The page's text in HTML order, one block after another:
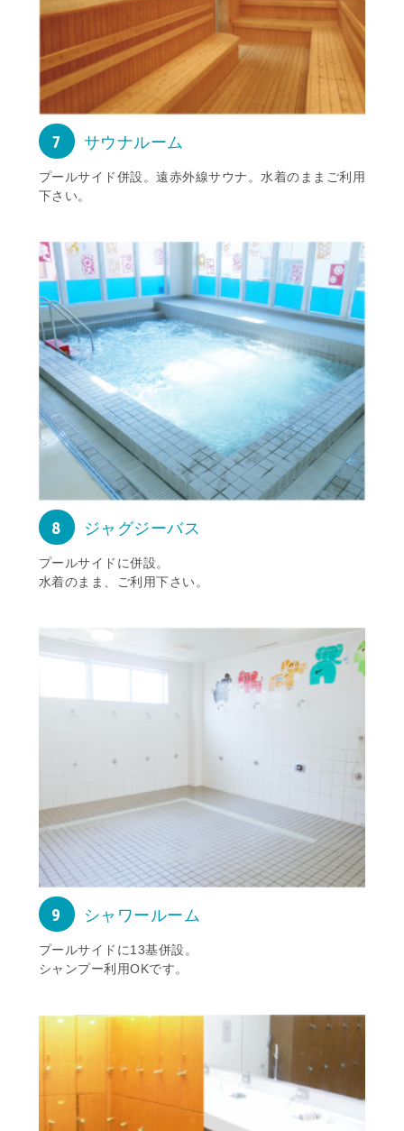
7 サウナルーム
プールサイド併設。遠赤外線サウナ。水着のままご利用
下さい。
8 ジャグジーバス
プールサイドに併設。
水着のまま、ご利用下さい。
9 シャワールーム
プールサイドに13基併設。
シャンプー利用OKです。